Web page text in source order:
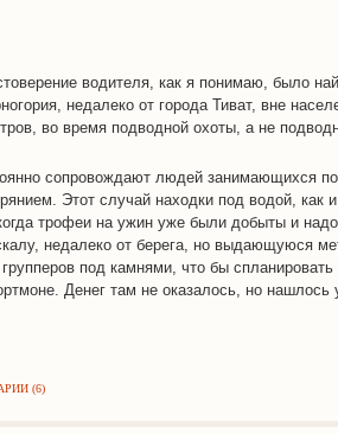
водителя, как я понимаю, было
недалеко от города Тиват, вне
во время подводной охоты, а не
сопровождают людей занимающихся
Этот случай находки под водой, как
трофеи на ужин уже были добыты и
недалеко от берега, но выдающуюся
групперов под камнями, что бы
Денег там не оказалось, но нашлось
(6)